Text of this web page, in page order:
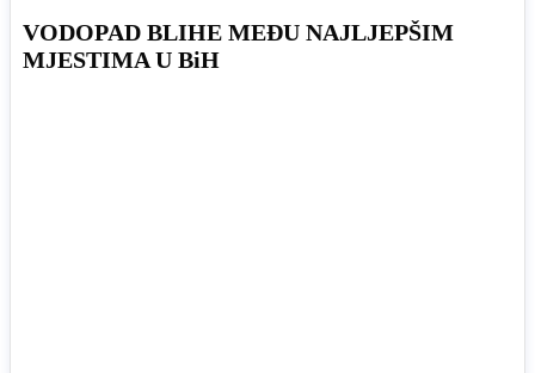
VODOPAD BLIHE MEĐU NAJLJEPŠIM
MJESTIMA U BiH